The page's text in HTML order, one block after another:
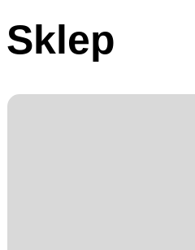
Sklep